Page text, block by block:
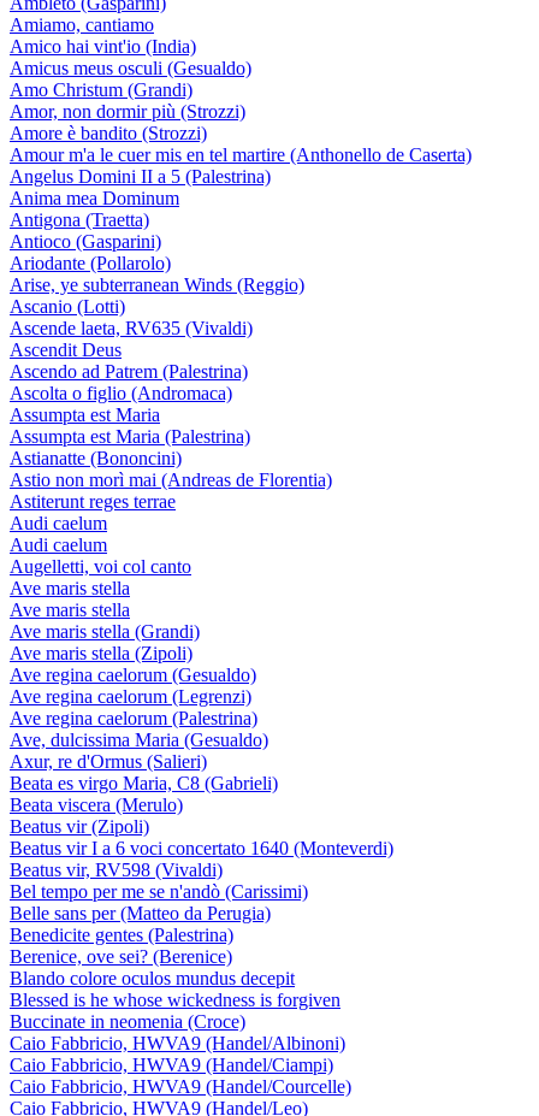
Amiamo, cantiamo
Amico hai vint'io (India)
Amicus meus osculi (Gesualdo)
Amo Christum (Grandi)
Amor, non dormir più (Strozzi)
Amore è bandito (Strozzi)
Amour m'a le cuer mis en tel martire (Anthonello de Caserta)
Angelus Domini II a 5 (Palestrina)
Anima mea Dominum
Antigona (Traetta)
Antioco (Gasparini)
Ariodante (Pollarolo)
Arise, ye subterranean Winds (Reggio)
Ascanio (Lotti)
Ascende laeta, RV635 (Vivaldi)
Ascendit Deus
Ascendo ad Patrem (Palestrina)
Ascolta o figlio (Andromaca)
Assumpta est Maria
Assumpta est Maria (Palestrina)
Astianatte (Bononcini)
Astio non morì mai (Andreas de Florentia)
Astiterunt reges terrae
Audi caelum
Audi caelum
Augelletti, voi col canto
Ave maris stella
Ave maris stella
Ave maris stella (Grandi)
Ave maris stella (Zipoli)
Ave regina caelorum (Gesualdo)
Ave regina caelorum (Legrenzi)
Ave regina caelorum (Palestrina)
Ave, dulcissima Maria (Gesualdo)
Axur, re d'Ormus (Salieri)
Beata es virgo Maria, C8 (Gabrieli)
Beata viscera (Merulo)
Beatus vir (Zipoli)
Beatus vir I a 6 voci concertato 1640 (Monteverdi)
Beatus vir, RV598 (Vivaldi)
Bel tempo per me se n'andò (Carissimi)
Belle sans per (Matteo da Perugia)
Benedicite gentes (Palestrina)
Berenice, ove sei? (Berenice)
Blando colore oculos mundus decepit
Blessed is he whose wickedness is forgiven
Buccinate in neomenia (Croce)
Caio Fabbricio, HWVA9 (Handel/Albinoni)
Caio Fabbricio, HWVA9 (Handel/Ciampi)
Caio Fabbricio, HWVA9 (Handel/Courcelle)
Caio Fabbricio, HWVA9 (Handel/Leo)